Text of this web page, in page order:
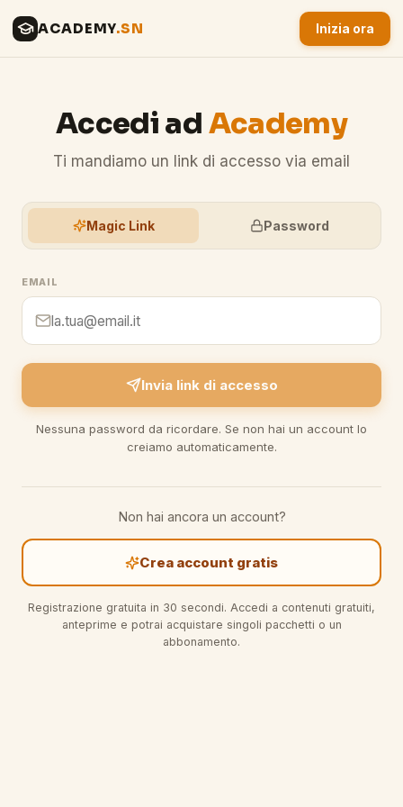
ACADEMY.SN Inizia ora
Accedi ad Academy
Ti mandiamo un link di accesso via email
Magic Link Password
EMAIL
Invia link di accesso
Nessuna password da ricordare. Se non hai un account lo
creiamo automaticamente.
Non hai ancora un account?
Crea account gratis
Registrazione gratuita in 30 secondi. Accedi a contenuti gratuiti,
anteprime e potrai acquistare singoli pacchetti o un
abbonamento.